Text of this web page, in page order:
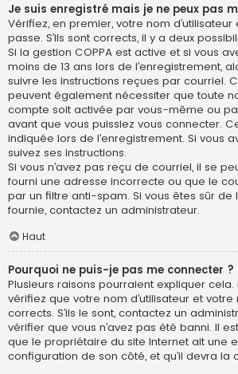
Je suis enregistré mais je ne peux pas
Vérifiez, en premier, votre nom
passe. S’ils sont corrects, il y a deux
Si la gestion COPPA est active et si vous
moins de 13 ans lors de l’enregistrement,
suivre les instructions reçues par courriel.
peuvent également nécessiter que toute
compte soit activée par vous-même ou
avant que vous puissiez vous connecter.
indiquée lors de l’enregistrement. Si vous
suivez ses instructions.
Si vous n’avez pas reçu de courriel, il se
fourni une adresse incorrecte ou que le
par un filtre anti-spam. Si vous êtes sûr de
fournie, contactez un administrateur.
Haut
Pourquoi ne puis-je pas me connecter ?
Plusieurs raisons pourraient expliquer cela.
vérifiez que votre nom d’utilisateur et
corrects. S’ils le sont, contactez un
vérifier que vous n’avez pas été banni. Il
que le propriétaire du site Internet ait une
configuration de son côté, et qu’il devra la